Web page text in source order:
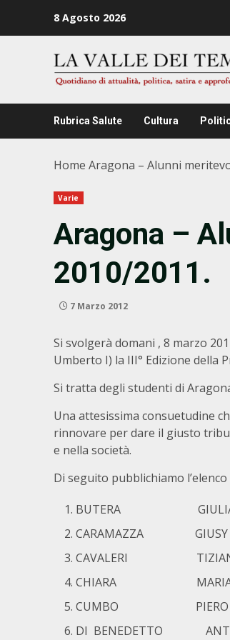
8 Agosto 2026
Rubrica Salute Cultura
Home Aragona – Alunni
Varie
Aragona –
2010/2011.
7 Marzo 2012
Si svolgerà domani , 8 marzo
Umberto I) la III° Edizione della
Si tratta degli studenti di
Una attesissima consuetudine
rinnovare per dare il giusto
e nella società.
Di seguito pubblichiamo
BUTERA
CARAMAZZA GIUSY
CAVALERI
CHIARA MARIA
CUMBO PIERO
DI BENEDETTO